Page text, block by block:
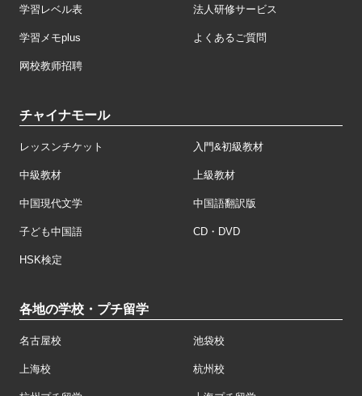
学習レベル表 法人研修サービス
学習メモplus よくあるご質問
网校教师招聘
チャイナモール
レッスンチケット 入門&初級教材
中級教材 上級教材
中国現代文学 中国語翻訳版
子ども中国語 CD・DVD
HSK検定
各地の学校・プチ留学
名古屋校 池袋校
上海校 杭州校